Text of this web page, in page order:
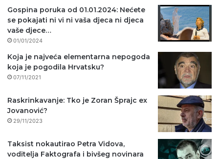
Gospina poruka od 01.01.2024: Nećete
se pokajati ni vi ni vaša djeca ni djeca
vaše djece…
01/01/2024
Koja je najveća elementarna nepogoda
koja je pogodila Hrvatsku?
07/11/2021
Raskrinkavanje: Tko je Zoran Šprajc ex
Jovanović?
29/11/2023
Taksist nokautirao Petra Vidova,
voditelja Faktografa i bivšeg novinara